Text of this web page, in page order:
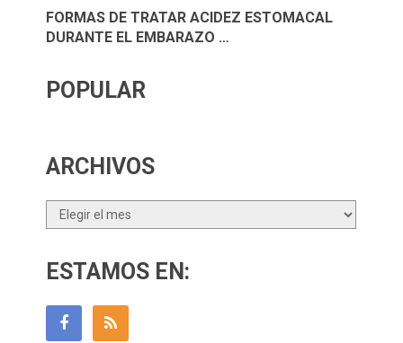
FORMAS DE TRATAR ACIDEZ ESTOMACAL
DURANTE EL EMBARAZO …
POPULAR
ARCHIVOS
Archivos
ESTAMOS EN: